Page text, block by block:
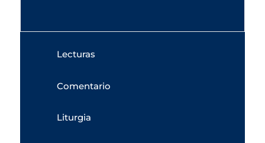
Lecturas
Comentario
Liturgia